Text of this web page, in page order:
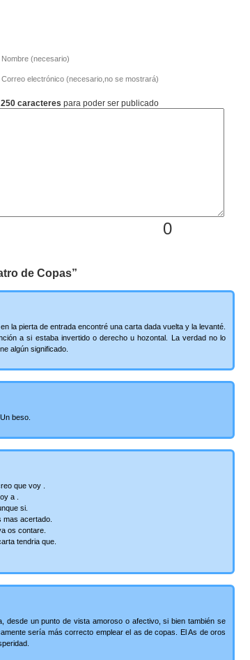
Nombre (necesario)
Correo electrónico (necesario,no se mostrará)
caracteres para poder ser publicado
0
de Copas”
la pierta de entrada encontré una carta dada vuelta y la levanté.
a si estaba invertido o derecho u hozontal. La verdad no lo
algún significado.
beso.
que voy .
a .
si.
acertado.
os contare.
tendria que.
desde un punto de vista amoroso o afectivo, si bien también se
sería más correcto emplear el as de copas. El As de oros